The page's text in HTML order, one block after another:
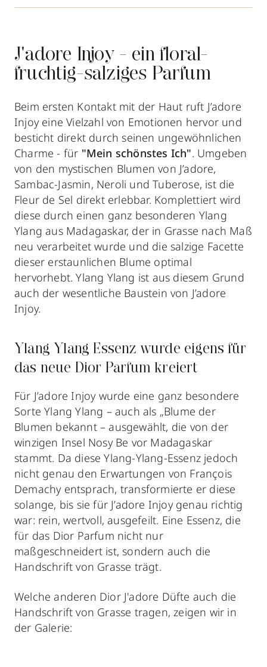
J'adore Injoy - ein floral-
fruchtig-salziges Parfum
Beim ersten Kontakt mit der Haut ruft J’adore
Injoy eine Vielzahl von Emotionen hervor und
besticht direkt durch seinen ungewöhnlichen
Charme - für "Mein schönstes Ich". Umgeben
von den mystischen Blumen von J’adore,
Sambac-Jasmin, Neroli und Tuberose, ist die
Fleur de Sel direkt erlebbar. Komplettiert wird
diese durch einen ganz besonderen Ylang
Ylang aus Madagaskar, der in Grasse nach Maß
neu verarbeitet wurde und die salzige Facette
dieser erstaunlichen Blume optimal
hervorhebt. Ylang Ylang ist aus diesem Grund
auch der wesentliche Baustein von J’adore
Injoy.
Ylang Ylang Essenz wurde eigens für
das neue Dior Parfum kreiert
Für J’adore Injoy wurde eine ganz besondere
Sorte Ylang Ylang – auch als „Blume der
Blumen bekannt – ausgewählt, die von der
winzigen Insel Nosy Be vor Madagaskar
stammt. Da diese Ylang-Ylang-Essenz jedoch
nicht genau den Erwartungen von François
Demachy entsprach, transformierte er diese
solange, bis sie für J’adore Injoy genau richtig
war: rein, wertvoll, ausgefeilt. Eine Essenz, die
für das Dior Parfum nicht nur
maßgeschneidert ist, sondern auch die
Handschrift von Grasse trägt.
Welche anderen Dior J'adore Düfte auch die
Handschrift von Grasse tragen, zeigen wir in
der Galerie: